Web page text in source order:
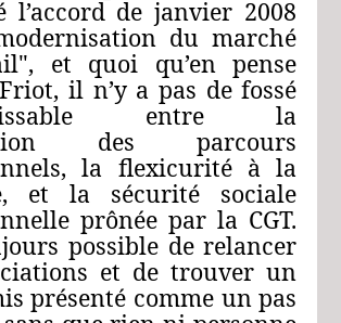
l’accord de janvier 2008
du marché
et quoi qu’en pense
il n’y a pas de fossé
entre la
des parcours
la flexicurité à la
et la sécurité sociale
prônée par la CGT.
possible de relancer
et de trouver un
présenté comme un pas